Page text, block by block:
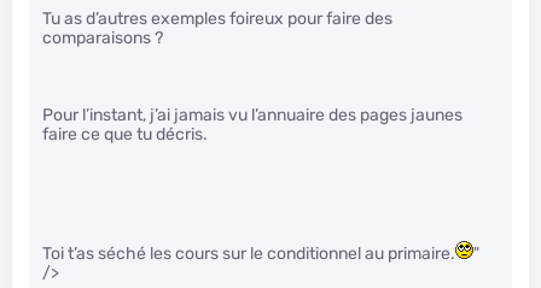
Tu as d’autres exemples foireux pour faire des
comparaisons ?
Pour l’instant, j’ai jamais vu l’annuaire des pages jaunes
faire ce que tu décris.
Toi t’as séché les cours sur le conditionnel au primaire.
"
/>